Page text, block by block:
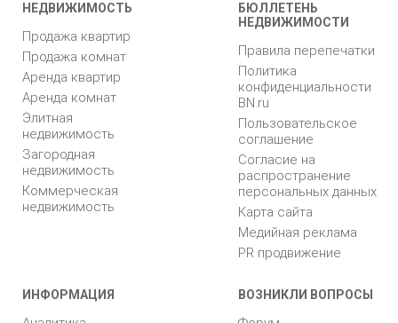
НЕДВИЖИМОСТЬ
Продажа квартир
Продажа комнат
Аренда квартир
Аренда комнат
Элитная
недвижимость
Загородная
недвижимость
Коммерческая
недвижимость
БЮЛЛЕТЕНЬ
НЕДВИЖИМОСТИ
Правила перепечатки
Политика
конфиденциальности
BN.ru
Пользовательское
соглашение
Согласие на
распространение
персональных данных
Карта сайта
Медийная реклама
PR продвижение
ИНФОРМАЦИЯ ВОЗНИКЛИ ВОПРОСЫ